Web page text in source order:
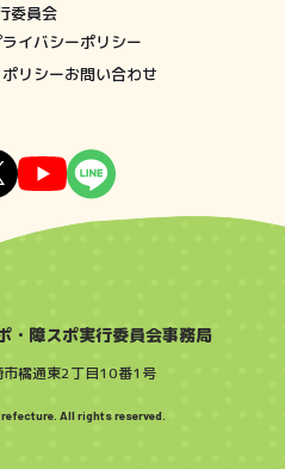
委員会
イバシーポリシー
リシーお問い合わせ
・障スポ実行委員会事務局
橘通東2丁目10番1号
All rights reserved.